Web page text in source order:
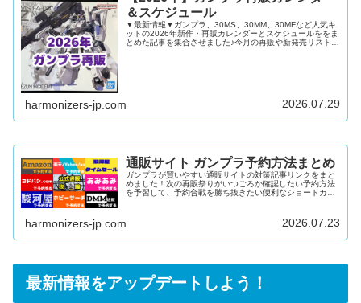
＆スケジュール
▼最新情報▼ガンプラ、30MS、30MM、30MFなど人気キ
ットの2026年新作・再販カレンダーとスケジュールををま
とめた記事を集合させました♪今月の再販や新発売リストを
harmonizers-jp.com 2026.07.29
通販サイト ガンプラ予約方法まとめ
ガンプラが買いやすい通販サイトの対策記事リンクをまと
めました！次の再販祭りがいつごろか確認したい予約方法
を予習して、予約合戦を勝ち抜きたい便利なショートカッ
度：中～高在庫量：多DMM通販難易度：低在庫量：多
Amazon難易度：低～中在庫量：多駿河屋難易度：中～高
harmonizers-jp.com 2026.07.23
最新情報をアップデートしよう！